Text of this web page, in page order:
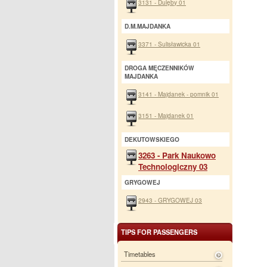
3131 - Dulęby 01
D.M.MAJDANKA
3371 - Sulisławicka 01
DROGA MĘCZENNIKÓW
MAJDANKA
3141 - Majdanek - pomnik 01
3151 - Majdanek 01
DEKUTOWSKIEGO
3263 - Park Naukowo
Technologiczny 03
GRYGOWEJ
2943 - GRYGOWEJ 03
TIPS FOR PASSENGERS
Timetables